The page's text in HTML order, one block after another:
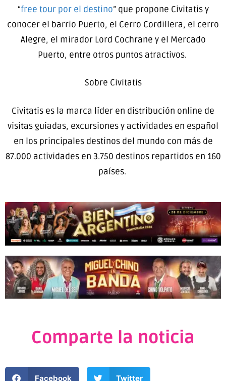
“free tour por el destino” que propone Civitatis y
conocer el barrio Puerto, el Cerro Cordillera, el cerro
Alegre, el mirador Lord Cochrane y el Mercado
Puerto, entre otros puntos atractivos.
Sobre Civitatis
Civitatis es la marca líder en distribución online de
visitas guiadas, excursiones y actividades en español
en los principales destinos del mundo con más de
87.000 actividades en 3.750 destinos repartidos en 160
países.
Comparte la noticia
Facebook Twitter